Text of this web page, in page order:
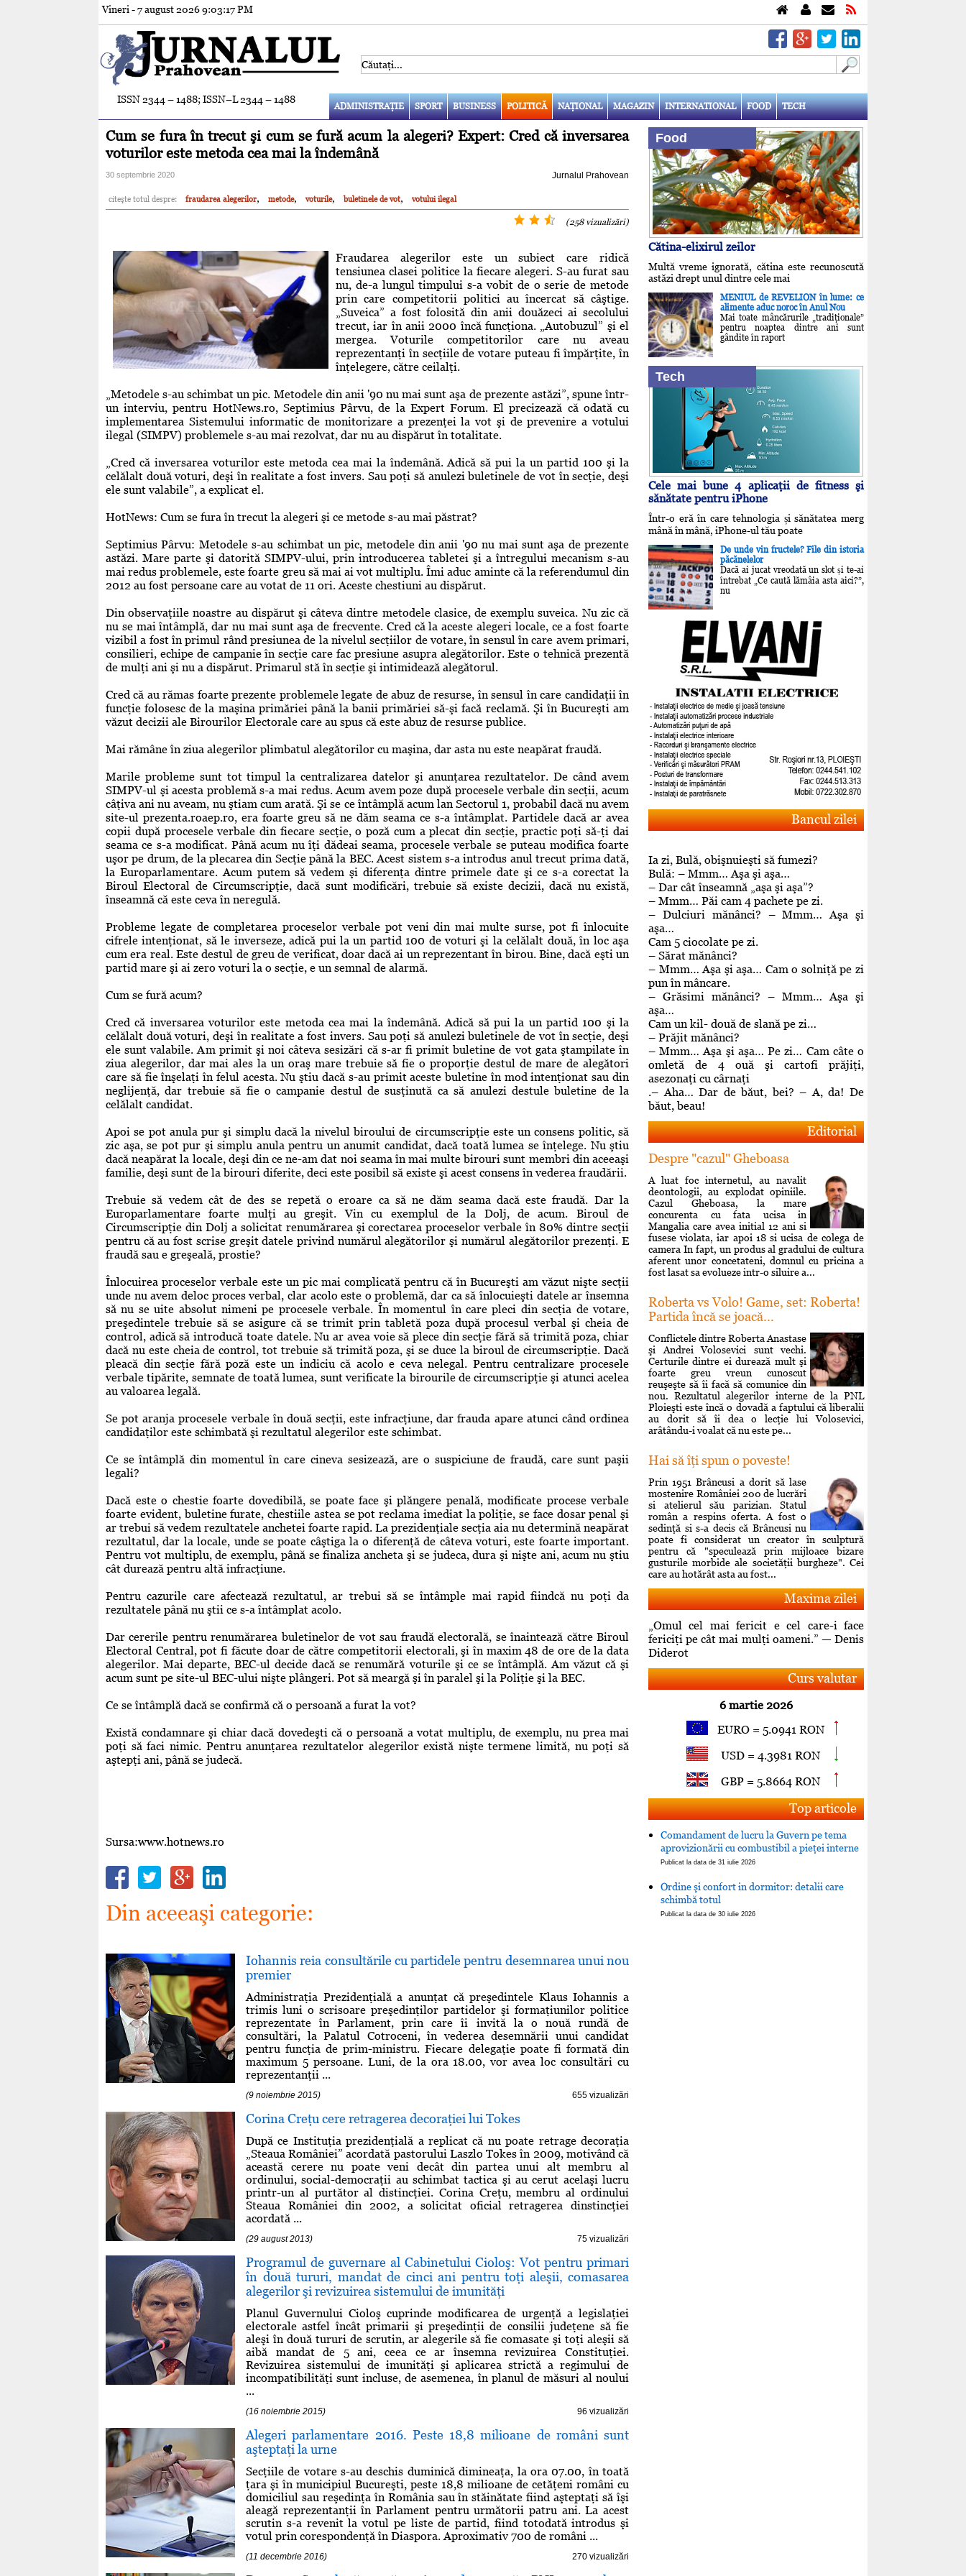
Vineri - 7 august 20269:03:18 PM
ISSN 2344 – 1488; ISSN–L 2344 – 1488
ADMINISTRAŢIE SPORT BUSINESS POLITICĂ NAŢIONAL MAGAZIN INTERNATIONAL FOOD TECH
Cum se fura în trecut şi cum se fură acum la alegeri? Expert: Cred că inversarea
voturilor este metoda cea mai la îndemână
30 septembrie 2020 Jurnalul Prahovean
citeşte totul despre: fraudarea alegerilor, metode, voturile, buletinele de vot, votului ilegal
(258 vizualizări)
Fraudarea alegerilor este un subiect care ridică
tensiunea clasei politice la fiecare alegeri. S-au furat sau
nu, de-a lungul timpului s-a vobit de o serie de metode
prin care competitorii politici au încercat să câştige.
„Suveica” a fost folosită din anii douăzeci ai secolului
trecut, iar în anii 2000 încă funcţiona. „Autobuzul” şi el
mergea. Voturile competitorilor care nu aveau
reprezentanţi în secţiile de votare puteau fi împărţite, în
înţelegere, către ceilalţi.
„Metodele s-au schimbat un pic. Metodele din anii '90 nu mai sunt aşa de prezente astăzi”, spune într-
un interviu, pentru HotNews.ro, Septimius Pârvu, de la Expert Forum. El precizează că odată cu
implementarea Sistemului informatic de monitorizare a prezenţei la vot şi de prevenire a votului
ilegal (SIMPV) problemele s-au mai rezolvat, dar nu au dispărut în totalitate.
„Cred că inversarea voturilor este metoda cea mai la îndemână. Adică să pui la un partid 100 şi la
celălalt două voturi, deşi în realitate a fost invers. Sau poţi să anulezi buletinele de vot în secţie, deşi
ele sunt valabile”, a explicat el.
HotNews: Cum se fura în trecut la alegeri şi ce metode s-au mai păstrat?
Septimius Pârvu: Metodele s-au schimbat un pic, metodele din anii '90 nu mai sunt aşa de prezente
astăzi. Mare parte şi datorită SIMPV-ului, prin introducerea tabletei şi a întregului mecanism s-au
mai redus problemele, este foarte greu să mai ai vot multiplu. Îmi aduc aminte că la referendumul din
2012 au fost persoane care au votat de 11 ori. Aceste chestiuni au dispărut.
Din observaţiile noastre au dispărut şi câteva dintre metodele clasice, de exemplu suveica. Nu zic că
nu se mai întâmplă, dar nu mai sunt aşa de frecvente. Cred că la aceste alegeri locale, ce a fost foarte
vizibil a fost în primul rând presiunea de la nivelul secţiilor de votare, în sensul în care avem primari,
consilieri, echipe de campanie în secţie care fac presiune asupra alegătorilor. Este o tehnică prezentă
de mulţi ani şi nu a dispărut. Primarul stă în secţie şi intimidează alegătorul.
Cred că au rămas foarte prezente problemele legate de abuz de resurse, în sensul în care candidaţii în
funcţie folosesc de la maşina primăriei până la banii primăriei să-şi facă reclamă. Şi în Bucureşti am
văzut decizii ale Birourilor Electorale care au spus că este abuz de resurse publice.
Mai rămâne în ziua alegerilor plimbatul alegătorilor cu maşina, dar asta nu este neapărat fraudă.
Marile probleme sunt tot timpul la centralizarea datelor şi anunţarea rezultatelor. De când avem
SIMPV-ul şi acesta problemă s-a mai redus. Acum avem poze după procesele verbale din secţii, acum
câţiva ani nu aveam, nu ştiam cum arată. Şi se ce întâmplă acum lan Sectorul 1, probabil dacă nu avem
site-ul prezenta.roaep.ro, era foarte greu să ne dăm seama ce s-a întâmplat. Partidele dacă ar avea
copii după procesele verbale din fiecare secţie, o poză cum a plecat din secţie, practic poţi să-ţi dai
seama ce s-a modificat. Până acum nu îţi dădeai seama, procesele verbale se puteau modifica foarte
uşor pe drum, de la plecarea din Secţie până la BEC. Acest sistem s-a introdus anul trecut prima dată,
la Europarlamentare. Acum putem să vedem şi diferenţa dintre primele date şi ce s-a corectat la
Biroul Electoral de Circumscripţie, dacă sunt modificări, trebuie să existe decizii, dacă nu există,
înseamnă că este ceva în neregulă.
Probleme legate de completarea proceselor verbale pot veni din mai multe surse, pot fi înlocuite
cifrele intenţionat, să le inverseze, adică pui la un partid 100 de voturi şi la celălalt două, în loc aşa
cum era real. Este destul de greu de verificat, doar dacă ai un reprezentant în birou. Bine, dacă eşti un
partid mare şi ai zero voturi la o secţie, e un semnal de alarmă.
Cum se fură acum?
Cred că inversarea voturilor este metoda cea mai la îndemână. Adică să pui la un partid 100 şi la
celălalt două voturi, deşi în realitate a fost invers. Sau poţi să anulezi buletinele de vot în secţie, deşi
ele sunt valabile. Am primit şi noi câteva sesizări că s-ar fi primit buletine de vot gata ştampilate în
ziua alegerilor, dar mai ales la un oraş mare trebuie să fie o proporţie destul de mare de alegători
care să fie înşelaţi în felul acesta. Nu ştiu dacă s-au primit aceste buletine în mod intenţionat sau din
neglijenţă, dar trebuie să fie o campanie destul de susţinută ca să anulezi destule buletine de la
celălalt candidat.
Apoi se pot anula pur şi simplu dacă la nivelul biroului de circumscripţie este un consens politic, să
zic aşa, se pot pur şi simplu anula pentru un anumit candidat, dacă toată lumea se înţelege. Nu ştiu
dacă neapărat la locale, deşi din ce ne-am dat noi seama în mai multe birouri sunt membri din aceeaşi
familie, deşi sunt de la birouri diferite, deci este posibil să existe şi acest consens în vederea fraudării.
Trebuie să vedem cât de des se repetă o eroare ca să ne dăm seama dacă este fraudă. Dar la
Europarlamentare foarte mulţi au greşit. Vin cu exemplul de la Dolj, de acum. Biroul de
Circumscripţie din Dolj a solicitat renumărarea şi corectarea proceselor verbale în 80% dintre secţii
pentru că au fost scrise greşit datele privind numărul alegătorilor şi numărul alegătorilor prezenţi. E
fraudă sau e greşeală, prostie?
Înlocuirea proceselor verbale este un pic mai complicată pentru că în Bucureşti am văzut nişte secţii
unde nu avem deloc proces verbal, clar acolo este o problemă, dar ca să înlocuieşti datele ar însemna
să nu se uite absolut nimeni pe procesele verbale. În momentul în care pleci din secţia de votare,
preşedintele trebuie să se asigure că se trimit prin tabletă poza după procesul verbal şi cheia de
control, adică să introducă toate datele. Nu ar avea voie să plece din secţie fără să trimită poza, chiar
dacă nu este cheia de control, tot trebuie să trimită poza, şi se duce la biroul de circumscripţie. Dacă
pleacă din secţie fără poză este un indiciu că acolo e ceva nelegal. Pentru centralizare procesele
verbale tipărite, semnate de toată lumea, sunt verificate la birourile de circumscripţie şi atunci acelea
au valoarea legală.
Se pot aranja procesele verbale în două secţii, este infracţiune, dar frauda apare atunci când ordinea
candidaţilor este schimbată şi rezultatul alegerilor este schimbat.
Ce se întâmplă din momentul în care cineva sesizează, are o suspiciune de fraudă, care sunt paşii
legali?
Dacă este o chestie foarte dovedibilă, se poate face şi plăngere penală, modificate procese verbale
foarte evident, buletine furate, chestiile astea se pot reclama imediat la poliţie, se face dosar penal şi
ar trebui să vedem rezultatele anchetei foarte rapid. La prezidenţiale secţia aia nu determină neapărat
rezultatul, dar la locale, unde se poate câştiga la o diferenţă de câteva voturi, este foarte important.
Pentru vot multiplu, de exemplu, până se finaliza ancheta şi se judeca, dura şi nişte ani, acum nu ştiu
cât durează pentru altă infracţiune.
Pentru cazurile care afectează rezultatul, ar trebui să se întâmple mai rapid fiindcă nu poţi da
rezultatele până nu ştii ce s-a întâmplat acolo.
Dar cererile pentru renumărarea buletinelor de vot sau fraudă electorală, se înaintează către Biroul
Electoral Central, pot fi făcute doar de către competitorii electorali, şi în maxim 48 de ore de la data
alegerilor. Mai departe, BEC-ul decide dacă se renumără voturile şi ce se întâmplă. Am văzut că şi
acum sunt pe site-ul BEC-ului nişte plângeri. Pot să meargă şi în paralel şi la Poliţie şi la BEC.
Ce se întâmplă dacă se confirmă că o persoană a furat la vot?
Există condamnare şi chiar dacă dovedeşti că o persoană a votat multiplu, de exemplu, nu prea mai
poţi să faci nimic. Pentru anunţarea rezultatelor alegerilor există nişte termene limită, nu poţi să
aştepţi ani, până se judecă.
Sursa:www.hotnews.ro
Din aceeaşi categorie:
Iohannis reia consultările cu partidele pentru desemnarea unui nou
premier
Administraţia Prezidenţială a anunţat că preşedintele Klaus Iohannis a
trimis luni o scrisoare preşedinţilor partidelor şi formaţiunilor politice
reprezentate în Parlament, prin care îi invită la o nouă rundă de
consultări, la Palatul Cotroceni, în vederea desemnării unui candidat
pentru funcţia de prim-ministru. Fiecare delegaţie poate fi formată din
maximum 5 persoane. Luni, de la ora 18.00, vor avea loc consultări cu
reprezentanţii ...
(9 noiembrie 2015) 655 vizualizări
Corina Creţu cere retragerea decoraţiei lui Tokes
După ce Instituţia prezidenţială a replicat că nu poate retrage decoraţia
„Steaua României” acordată pastorului Laszlo Tokes în 2009, motivând că
această cerere nu poate veni decât din partea unui alt membru al
ordinului, social-democraţii au schimbat tactica şi au cerut acelaşi lucru
printr-un al purtător al distincţiei. Corina Creţu, membru al ordinului
Steaua României din 2002, a solicitat oficial retragerea dinstincţiei
acordată ...
(29 august 2013) 75 vizualizări
Programul de guvernare al Cabinetului Cioloş: Vot pentru primari
în două tururi, mandat de cinci ani pentru toţi aleşii, comasarea
alegerilor şi revizuirea sistemului de imunităţi
Planul Guvernului Cioloş cuprinde modificarea de urgenţă a legislaţiei
electorale astfel încât primarii şi preşedinţii de consilii judeţene să fie
aleşi în două tururi de scrutin, ar alegerile să fie comasate şi toţi aleşii să
aibă mandat de 5 ani, ceea ce ar însemna revizuirea Constituţiei.
Revizuirea sistemului de imunităţi şi aplicarea strictă a regimului de
incompatibilităţi sunt incluse, de asemenea, în planul de măsuri al noului
...
(16 noiembrie 2015) 96 vizualizări
Alegeri parlamentare 2016. Peste 18,8 milioane de români sunt
aşteptaţi la urne
Secţiile de votare s-au deschis duminică dimineaţa, la ora 07.00, în toată
ţara şi în municipiul Bucureşti, peste 18,8 milioane de cetăţeni români cu
domiciliul sau reşedinţa în România sau în stăinătate fiind aşteptaţi să îşi
aleagă reprezentanţii în Parlament pentru următorii patru ani. La acest
scrutin s-a revenit la votul pe liste de partid, fiind totodată introdus şi
votul prin corespondenţă în Diaspora. Aproximativ 700 de români ...
(11 decembrie 2016) 270 vizualizări
Food
Cătina-elixirul zeilor
Multă vreme ignorată, cătina este recunoscută
astăzi drept unul dintre cele mai
MENIUL de REVELION în lume: ce
alimente aduc noroc în Anul Nou
Mai toate mâncărurile „tradiţionale”
pentru noaptea dintre ani sunt
gândite în raport
Tech
Cele mai bune 4 aplicaţii de fitness şi
sănătate pentru iPhone
Într-o eră în care tehnologia și sănătatea merg
mână în mână, iPhone-ul tău poate
De unde vin fructele? File din istoria
păcănelelor
Dacă ai jucat vreodată un slot și te-ai
întrebat „Ce caută lămâia asta aici?”,
nu
Bancul zilei
Ia zi, Bulă, obişnuieşti să fumezi?
Bulă: – Mmm… Aşa şi aşa…
– Dar cât înseamnă „aşa şi aşa”?
– Mmm… Păi cam 4 pachete pe zi.
– Dulciuri mănânci? – Mmm… Aşa şi
aşa…
Cam 5 ciocolate pe zi.
– Sărat mănânci?
– Mmm… Aşa şi aşa… Cam o solniţă pe zi
pun în mâncare.
– Grăsimi mănânci? – Mmm… Aşa şi
aşa…
Cam un kil- două de slană pe zi…
– Prăjit mănânci?
– Mmm… Aşa şi aşa… Pe zi… Cam câte o
omletă de 4 ouă şi cartofi prăjiţi,
asezonaţi cu cârnaţi
.– Aha… Dar de băut, bei? – A, da! De
băut, beau!
Editorial
Despre "cazul" Gheboasa
A luat foc internetul, au navalit
deontologii, au explodat opiniile.
Cazul Gheboasa, la mare
concurenta cu fata ucisa in
Mangalia care avea initial 12 ani si
fusese violata, iar apoi 18 si ucisa de colega de
camera In fapt, un produs al gradului de cultura
aferent unor concetateni, domnul cu pricina a
fost lasat sa evolueze intr-o siluire a...
Roberta vs Volo! Game, set: Roberta!
Partida încă se joacă...
Conflictele dintre Roberta Anastase
şi Andrei Volosevici sunt vechi.
Certurile dintre ei durează mult şi
foarte greu vreun cunoscut
reuşeşte să îi facă să comunice din
nou. Rezultatul alegerilor interne de la PNL
Ploieşti este încă o dovadă a faptului că liberalii
au dorit să îi dea o lecţie lui Volosevici,
arâtându-i voalat că nu este pe...
Hai să îţi spun o poveste!
Prin 1951 Brâncusi a dorit să lase
mostenire României 200 de lucrări
si atelierul său parizian. Statul
român a respins oferta. A fost o
sedinţă si s-a decis că Brâncusi nu
poate fi considerat un creator în sculptură
pentru că "speculează prin mijloace bizare
gusturile morbide ale societăţii burgheze". Cei
care au hotărât asta au fost...
Maxima zilei
„Omul cel mai fericit e cel care-i face
fericiţi pe cât mai mulţi oameni.” — Denis
Diderot
Curs valutar
6 martie 2026
EURO = 5.0941 RON
USD = 4.3981 RON
GBP = 5.8664 RON
Top articole
Comandament de lucru la Guvern pe tema
aprovizionării cu combustibil a pieţei interne
Publicat la data de 31 iulie 2026
Ordine şi confort in dormitor: detalii care
schimbă totul
Publicat la data de 30 iulie 2026